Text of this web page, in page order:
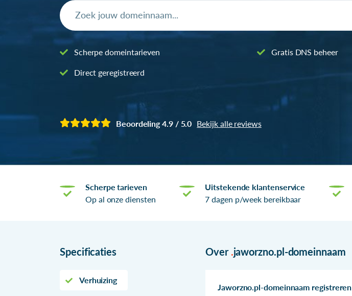
Scherpe domeintarieven
Direct geregistreerd
Gratis DNS beheer
Beoordeling 4.9 / 5.0 Bekijk alle reviews
Scherpe tarieven
Op al onze diensten
Uitstekende klantenservice
7 dagen p/week bereikbaar
Specificaties
Verhuizing
Over .jaworzno.pl-domeinnaam
Jaworzno.pl-domeinnaam registreren